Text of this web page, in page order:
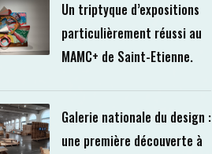
Un triptyque d’expositions
particulièrement réussi au
MAMC+ de Saint-Etienne.
Galerie nationale du design :
une première découverte à